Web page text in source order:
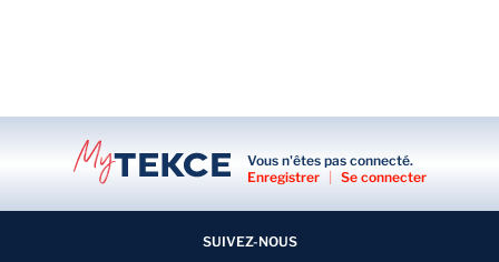
SUIVEZ-NOUS